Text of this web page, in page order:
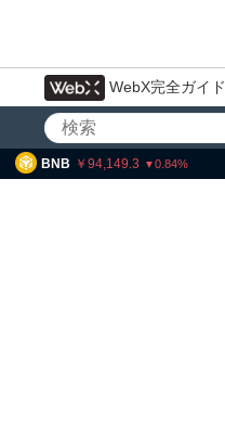
WebX完全ガイド
TRX 51.94
崩壊と
万ドル